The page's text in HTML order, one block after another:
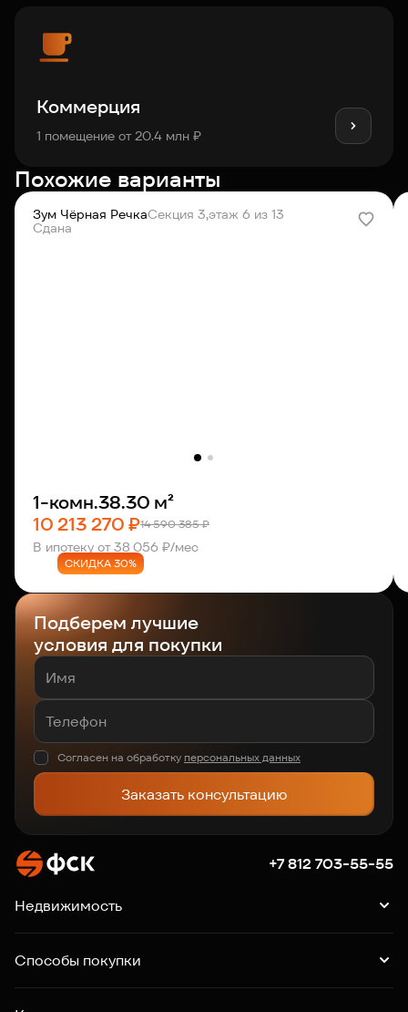
Коммерция
1 помещение от 20.4 млн ₽
Похожие варианты
Зум Чёрная РечкаСекция 3,этаж 6 из 13
Сдана
1-комн.38.30 м²
10 213 270 ₽14 590 385 ₽
В ипотеку от 38 056 ₽/мес
СКИДКА 30%
Подберем лучшие
условия для покупки
Согласен на обработку персональных данных
Заказать консультацию
+7 812 703-55-55
Недвижимость
Квартиры
Машино-места
Коммерция
Способы покупки
Ипотека